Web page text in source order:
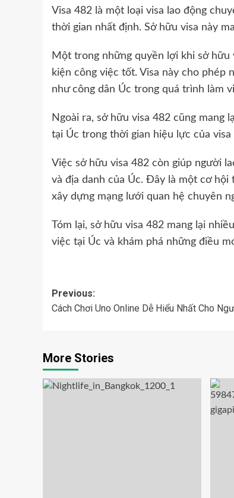
Visa 482 là một loại visa lao động
thời gian nhất định. Sở hữu visa này
Một trong những quyền lợi khi sở
kiện công việc tốt. Visa này cho
như công dân Úc trong quá trình làm
Ngoài ra, sở hữu visa 482 cũng mang
tại Úc trong thời gian hiệu lực của
Việc sở hữu visa 482 còn giúp người
và địa danh của Úc. Đây là một cơ
xây dựng mạng lưới quan hệ chuyên
Tóm lại, sở hữu visa 482 mang lại
việc tại Úc và khám phá những điều
Previous:
Cách Chơi Uno Online Dễ Hiểu Nhất Cho
More Stories